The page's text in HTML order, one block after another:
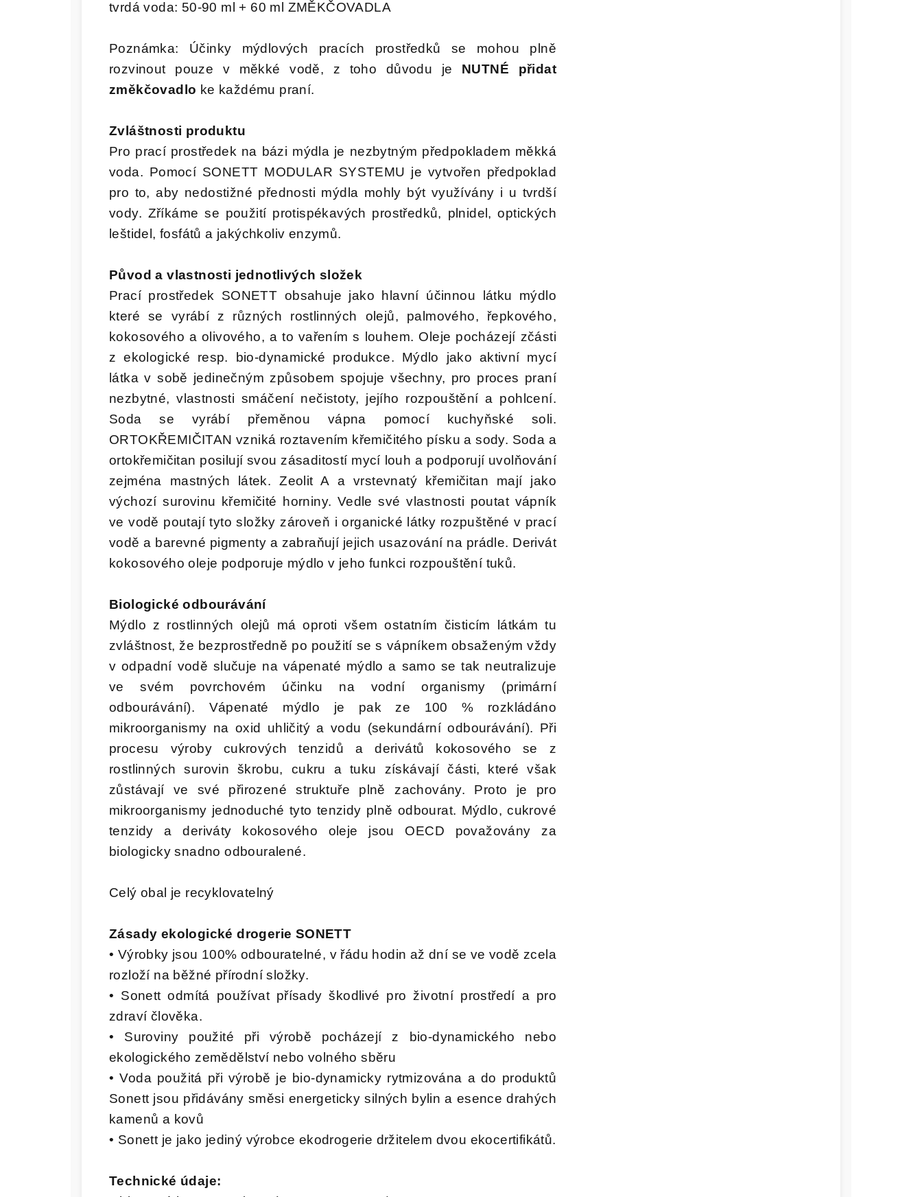
tvrdá voda: 50-90 ml + 60 ml ZMĚKČOVADLA
Poznámka: Účinky mýdlových pracích prostředků se mohou plně
rozvinout pouze v měkké vodě, z toho důvodu je NUTNÉ přidat
změkčovadlo ke každému praní.
Zvláštnosti produktu
Pro prací prostředek na bázi mýdla je nezbytným předpokladem měkká
voda. Pomocí SONETT MODULAR SYSTEMU je vytvořen předpoklad
pro to, aby nedostižné přednosti mýdla mohly být využívány i u tvrdší
vody. Zříkáme se použití protispékavých prostředků, plnidel, optických
leštidel, fosfátů a jakýchkoliv enzymů.
Původ a vlastnosti jednotlivých složek
Prací prostředek SONETT obsahuje jako hlavní účinnou látku mýdlo
které se vyrábí z různých rostlinných olejů, palmového, řepkového,
kokosového a olivového, a to vařením s louhem. Oleje pocházejí zčásti
z ekologické resp. bio-dynamické produkce. Mýdlo jako aktivní mycí
látka v sobě jedinečným způsobem spojuje všechny, pro proces praní
nezbytné, vlastnosti smáčení nečistoty, jejího rozpouštění a pohlcení.
Soda se vyrábí přeměnou vápna pomocí kuchyňské soli.
ORTOKŘEMIČITAN vzniká roztavením křemičitého písku a sody. Soda a
ortokřemičitan posilují svou zásaditostí mycí louh a podporují uvolňování
zejména mastných látek. Zeolit A a vrstevnatý křemičitan mají jako
výchozí surovinu křemičité horniny. Vedle své vlastnosti poutat vápník
ve vodě poutají tyto složky zároveň i organické látky rozpuštěné v prací
vodě a barevné pigmenty a zabraňují jejich usazování na prádle. Derivát
kokosového oleje podporuje mýdlo v jeho funkci rozpouštění tuků.
Biologické odbourávání
Mýdlo z rostlinných olejů má oproti všem ostatním čisticím látkám tu
zvláštnost, že bezprostředně po použití se s vápníkem obsaženým vždy
v odpadní vodě slučuje na vápenaté mýdlo a samo se tak neutralizuje
ve svém povrchovém účinku na vodní organismy (primární
odbourávání). Vápenaté mýdlo je pak ze 100 % rozkládáno
mikroorganismy na oxid uhličitý a vodu (sekundární odbourávání). Při
procesu výroby cukrových tenzidů a derivátů kokosového se z
rostlinných surovin škrobu, cukru a tuku získávají části, které však
zůstávají ve své přirozené struktuře plně zachovány. Proto je pro
mikroorganismy jednoduché tyto tenzidy plně odbourat. Mýdlo, cukrové
tenzidy a deriváty kokosového oleje jsou OECD považovány za
biologicky snadno odbouralené.
Celý obal je recyklovatelný
Zásady ekologické drogerie SONETT
• Výrobky jsou 100% odbouratelné, v řádu hodin až dní se ve vodě zcela
rozloží na běžné přírodní složky.
• Sonett odmítá používat přísady škodlivé pro životní prostředí a pro
zdraví člověka.
• Suroviny použité při výrobě pocházejí z bio-dynamického nebo
ekologického zemědělství nebo volného sběru
• Voda použitá při výrobě je bio-dynamicky rytmizována a do produktů
Sonett jsou přidávány směsi energeticky silných bylin a esence drahých
kamenů a kovů
• Sonett je jako jediný výrobce ekodrogerie držitelem dvou ekocertifikátů.
Technické údaje: